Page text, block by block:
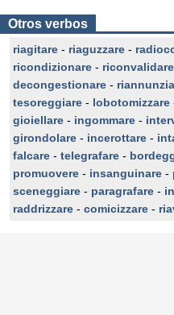
Otros verbos
riagitare - riaguzzare -
ricondizionare - riconvalidare
decongestionare -
tesoreggiare - lobotomizzare
gioiellare - ingommare -
girondolare - incerottare -
falcare - telegrafare -
promuovere - insanguinare -
sceneggiare - paragrafare -
raddrizzare - comicizzare -